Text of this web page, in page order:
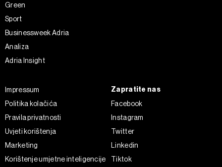
Green
Sport
Businessweek Adria
Analiza
Adria Insight
Impressum
Politika kolačića
Pravila privatnosti
Uvjeti korištenja
Marketing
Korištenje umjetne inteligencije
Zapratite nas
Facebook
Instagram
Twitter
Linkedin
Tiktok